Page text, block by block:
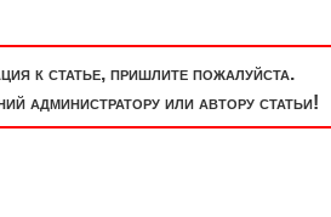
к статье, пришлите пожалуйста.
администратору или автору статьи!